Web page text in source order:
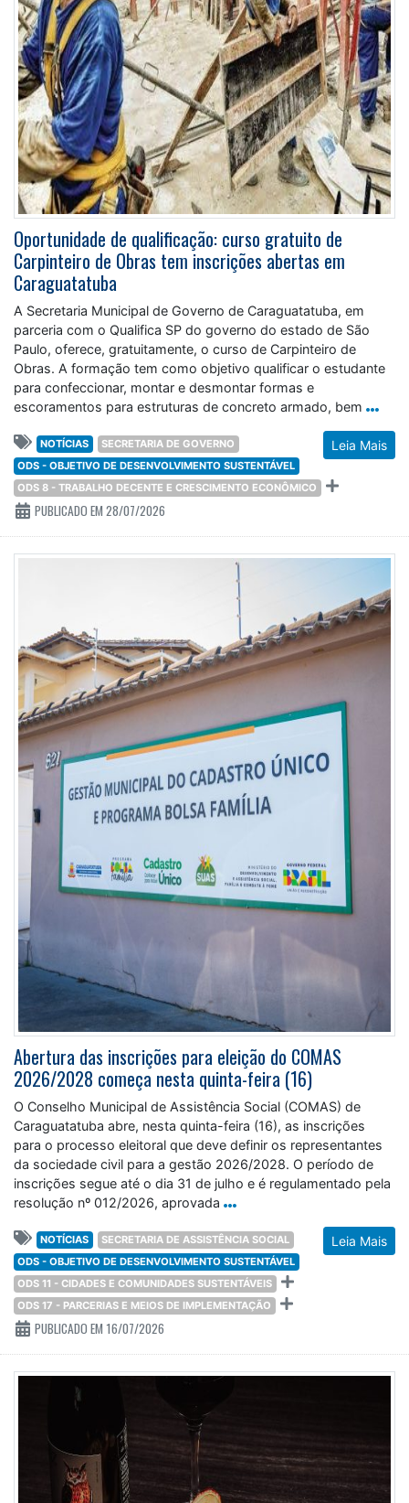
Oportunidade de qualificação: curso gratuito de
Carpinteiro de Obras tem inscrições abertas em
Caraguatatuba
A Secretaria Municipal de Governo de Caraguatatuba, em
parceria com o Qualifica SP do governo do estado de São
Paulo, oferece, gratuitamente, o curso de Carpinteiro de
Obras. A formação tem como objetivo qualificar o estudante
para confeccionar, montar e desmontar formas e
escoramentos para estruturas de concreto armado, bem
Leia Mais
NOTÍCIAS
SECRETARIA DE GOVERNO
ODS - OBJETIVO DE DESENVOLVIMENTO SUSTENTÁVEL
ODS 8 - TRABALHO DECENTE E CRESCIMENTO ECONÔMICO
PUBLICADO EM 28/07/2026
Abertura das inscrições para eleição do COMAS
2026/2028 começa nesta quinta-feira (16)
O Conselho Municipal de Assistência Social (COMAS) de
Caraguatatuba abre, nesta quinta-feira (16), as inscrições
para o processo eleitoral que deve definir os representantes
da sociedade civil para a gestão 2026/2028. O período de
inscrições segue até o dia 31 de julho e é regulamentado pela
resolução nº 012/2026, aprovada
Leia Mais
NOTÍCIAS
SECRETARIA DE ASSISTÊNCIA SOCIAL
ODS - OBJETIVO DE DESENVOLVIMENTO SUSTENTÁVEL
ODS 11 - CIDADES E COMUNIDADES SUSTENTÁVEIS
ODS 17 - PARCERIAS E MEIOS DE IMPLEMENTAÇÃO
PUBLICADO EM 16/07/2026